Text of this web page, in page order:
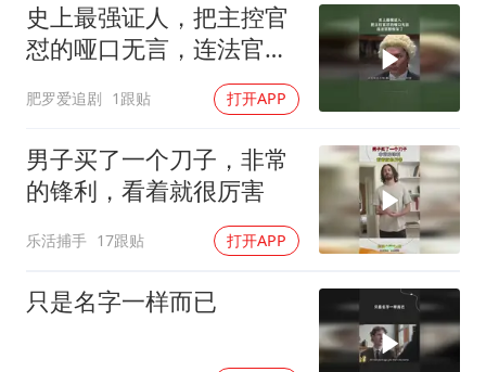
史上最强证人，把主控官
怼的哑口无言，连法官都
肥罗爱追剧 1跟贴 打开APP
男子买了一个刀子，非常
的锋利，看着就很厉害
乐活捕手 17跟贴 打开APP
只是名字一样而已